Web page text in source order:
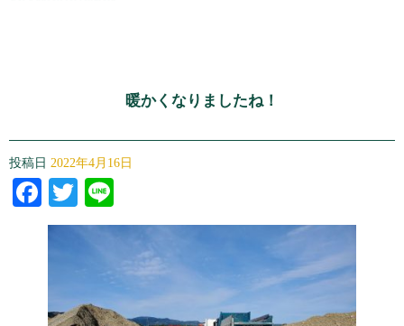
暖かくなりましたね！
投稿日 2022年4月16日
Facebook
Twitter